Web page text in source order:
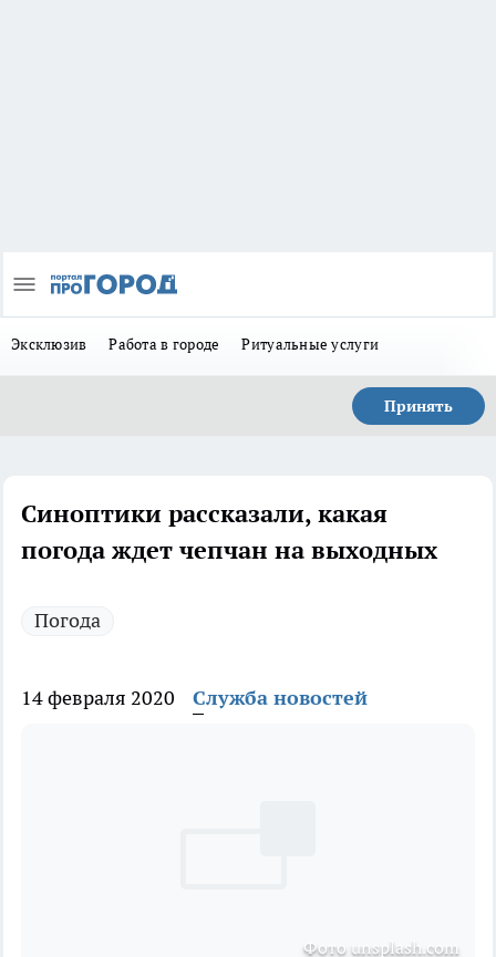
Эксклюзив Работа в городе Ритуальные услуги
Принять
Синоптики рассказали, какая
погода ждет чепчан на выходных
Погода
14 февраля 2020 Служба новостей
Фото unsplash.com